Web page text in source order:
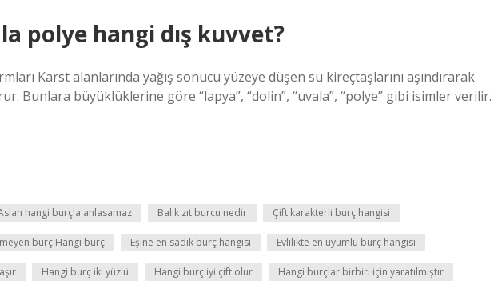
polye hangi dış kuvvet?
Karst alanlarında yağış sonucu yüzeye düşen su kireçtaşlarını aşındırarak
Bunlara büyüklüklerine göre “lapya”, “dolin”, “uvala”, “polye” gibi isimler verilir.
hangi burçla anlasamaz Balık zıt burcu nedir Çift karakterli burç hangisi
burç Hangi burç Eşine en sadık burç hangisi Evlilikte en uyumlu burç hangisi
Hangi burç iki yüzlü Hangi burç iyi çift olur Hangi burçlar birbiri için yaratılmıştır